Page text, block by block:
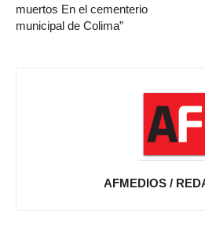
muertos En el cementerio
municipal de Colima”
AFMEDIOS /